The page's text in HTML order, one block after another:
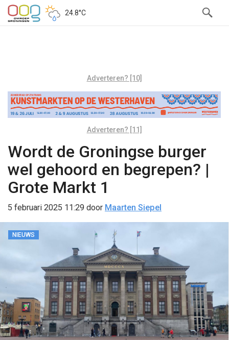
24.8°C
Adverteren? [10]
Adverteren? [11]
Wordt de Groningse burger
wel gehoord en begrepen? |
Grote Markt 1
5 februari 2025 11:29 door Maarten Siepel
NIEUWS